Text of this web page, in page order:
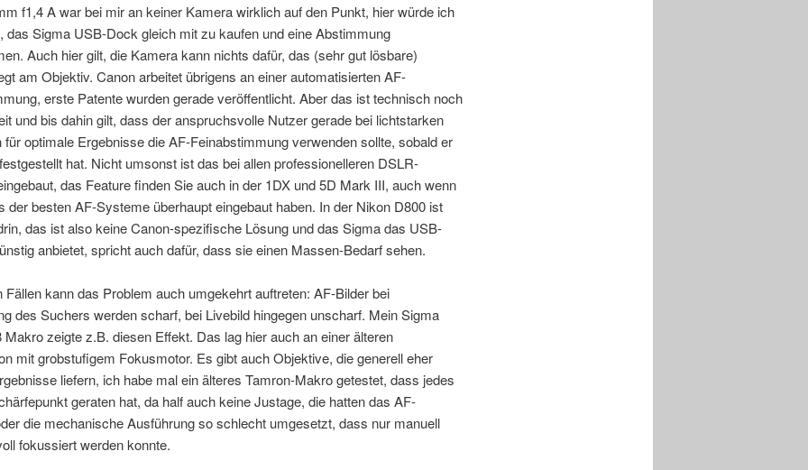
f1,4 A war bei mir an keiner Kamera wirklich auf den Punkt, hier würde ich
das Sigma USB-Dock gleich mit zu kaufen und eine Abstimmung
Auch hier gilt, die Kamera kann nichts dafür, das (sehr gut lösbare)
am Objektiv. Canon arbeitet übrigens an einer automatisierten AF-
erste Patente wurden gerade veröffentlicht. Aber das ist technisch noch
und bis dahin gilt, dass der anspruchsvolle Nutzer gerade bei lichtstarken
für optimale Ergebnisse die AF-Feinabstimmung verwenden sollte, sobald er
hat. Nicht umsonst ist das bei allen professionelleren DSLR-
das Feature finden Sie auch in der 1DX und 5D Mark III, auch wenn
der besten AF-Systeme überhaupt eingebaut haben. In der Nikon D800 ist
das ist also keine Canon-spezifische Lösung und das Sigma das USB-
anbietet, spricht auch dafür, dass sie einen Massen-Bedarf sehen.
Fällen kann das Problem auch umgekehrt auftreten: AF-Bilder bei
des Suchers werden scharf, bei Livebild hingegen unscharf. Mein Sigma
Makro zeigte z.B. diesen Effekt. Das lag hier auch an einer älteren
mit grobstufigem Fokusmotor. Es gibt auch Objektive, die generell eher
liefern, ich habe mal ein älteres Tamron-Makro getestet, dass jedes
geraten hat, da half auch keine Justage, die hatten das AF-
die mechanische Ausführung so schlecht umgesetzt, dass nur manuell
fokussiert werden konnte.